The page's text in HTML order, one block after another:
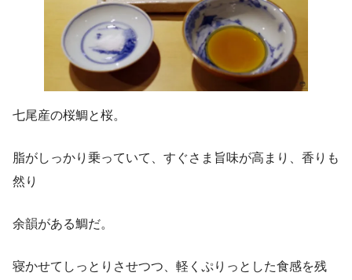
七尾産の桜鯛と桜。
脂がしっかり乗っていて、すぐさま旨味が高まり、香りも
然り
余韻がある鯛だ。
寝かせてしっとりさせつつ、軽くぷりっとした食感を残